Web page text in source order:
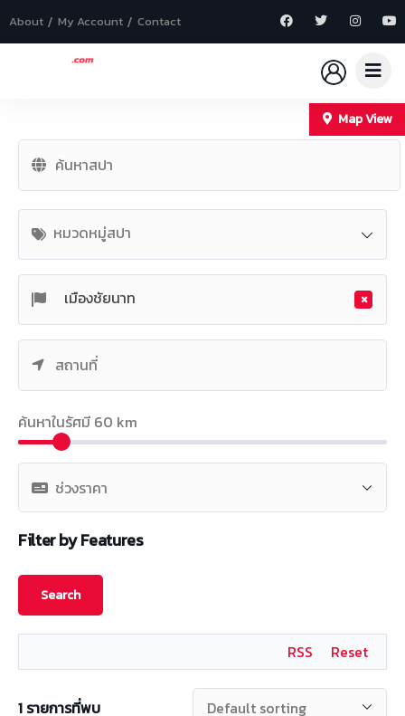
About My Account Contact
Map View
หมวดหมู่สปา
×
เมืองชัยนาท
ค้นหาในรัศมี 60 km
Filter by Features
Reset
RSS
1 รายการที่พบ
−